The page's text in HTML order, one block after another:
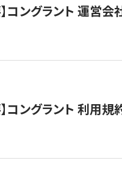
】コングラント 運営
】コングラント 利用